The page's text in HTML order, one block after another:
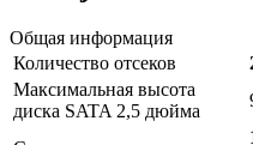
Общая информация
Количество отсеков
Максимальная высота
диска SATA 2,5 дюйма